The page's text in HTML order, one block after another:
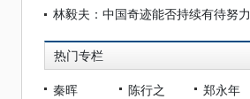
林毅夫：中国奇迹能否持续有待努力
热门专栏
秦晖 陈行之
郑永年